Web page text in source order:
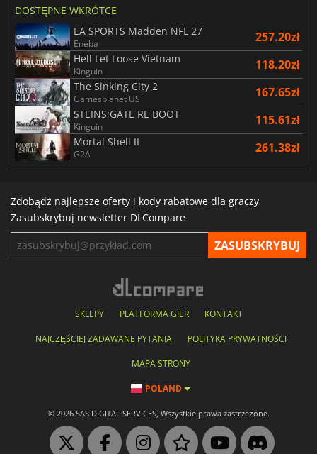
DOSTĘPNE WKRÓTCE
EA SPORTS Madden NFL 27
Eneba 257.20zł
Hell Let Loose Vietnam
Kinguin 118.20zł
The Sinking City 2
Gamesplanet US 167.65zł
STEINS;GATE RE BOOT
Kinguin 115.61zł
Mortal Shell II
G2A 261.38zł
Zdobądź najlepsze oferty i kody rabatowe dla graczy
Zasubskrybuj newsletter DLCompare
SKLEPY PLATFORMA GIER KONTAKT
NAJCZĘŚCIEJ ZADAWANE PYTANIA POLITYKA PRYWATNOŚCI
MAPA STRONY
POLAND
© 2026 SAS DIGITAL SERVICES, Wszystkie prawa zastrzeżone.